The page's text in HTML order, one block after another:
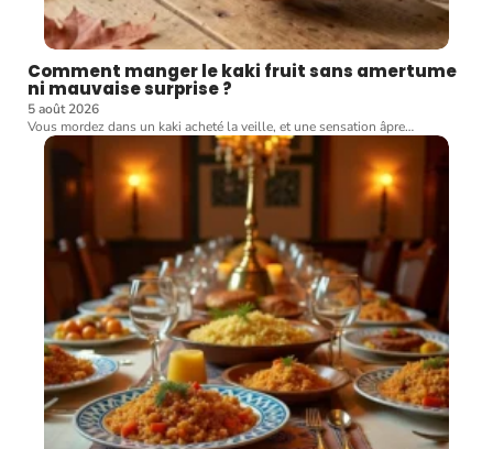
Comment manger le kaki fruit sans amertume
ni mauvaise surprise ?
5 août 2026
Vous mordez dans un kaki acheté la veille, et une sensation âpre…